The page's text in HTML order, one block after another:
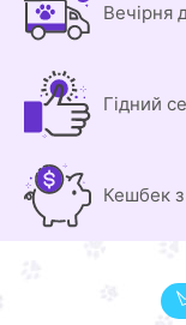
Вечірня
Гідний
Кешбек